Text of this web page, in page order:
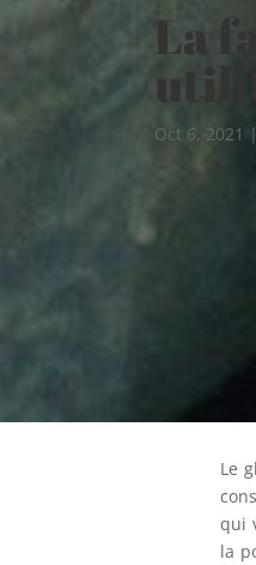
La
Oct 6, 2021 |
Le
qui
la